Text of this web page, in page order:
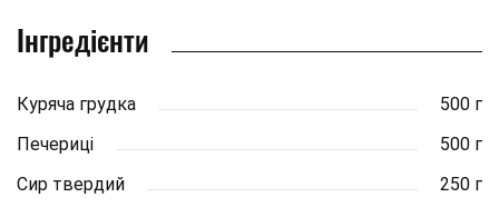
Інгредієнти
Куряча грудка
500 г
Печериці
500 г
Сир твердий
250 г